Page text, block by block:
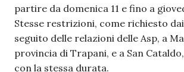
partire da domenica 11 e fino a
Stesse restrizioni, come richiesto
seguito delle relazioni delle Asp, a
provincia di Trapani, e a San
con la stessa durata.